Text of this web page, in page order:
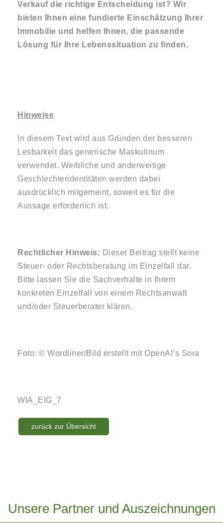
Verkauf die richtige Entscheidung ist? Wir
bieten Ihnen eine fundierte Einschätzung Ihrer
Immobilie und helfen Ihnen, die passende
Lösung für Ihre Lebenssituation zu finden.
Hinweise
In diesem Text wird aus Gründen der besseren
Lesbarkeit das generische Maskulinum
verwendet. Weibliche und anderweitige
Geschlechteridentitäten werden dabei
ausdrücklich mitgemeint, soweit es für die
Aussage erforderlich ist.
Rechtlicher Hinweis: Dieser Beitrag stellt keine
Steuer- oder Rechtsberatung im Einzelfall dar.
Bitte lassen Sie die Sachverhalte in Ihrem
konkreten Einzelfall von einem Rechtsanwalt
und/oder Steuerberater klären.
Foto: © Wordliner/Bild erstellt mit OpenAI’s Sora
WIA_EIG_7
zurück zur Übersicht
Unsere Partner und Auszeichnungen